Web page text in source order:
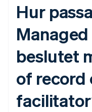
Hur
beslutet
of record